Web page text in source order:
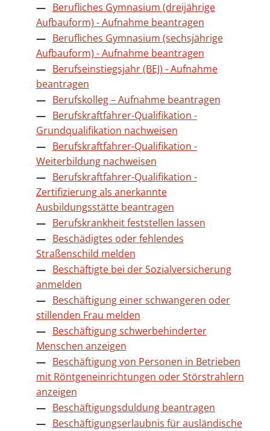
Berufliches Gymnasium (dreijährige
Aufbauform) - Aufnahme beantragen
Berufliches Gymnasium (sechsjährige
Aufbauform) - Aufnahme beantragen
Berufseinstiegsjahr (BEJ) - Aufnahme
beantragen
Berufskolleg – Aufnahme beantragen
Berufskraftfahrer-Qualifikation -
Grundqualifikation nachweisen
Berufskraftfahrer-Qualifikation -
Weiterbildung nachweisen
Berufskraftfahrer-Qualifikation -
Zertifizierung als anerkannte
Ausbildungsstätte beantragen
Berufskrankheit feststellen lassen
Beschädigtes oder fehlendes
Straßenschild melden
Beschäftigte bei der Sozialversicherung
anmelden
Beschäftigung einer schwangeren oder
stillenden Frau melden
Beschäftigung schwerbehinderter
Menschen anzeigen
Beschäftigung von Personen in Betrieben
mit Röntgeneinrichtungen oder Störstrahlern
anzeigen
Beschäftigungsduldung beantragen
Beschäftigungserlaubnis für ausländische